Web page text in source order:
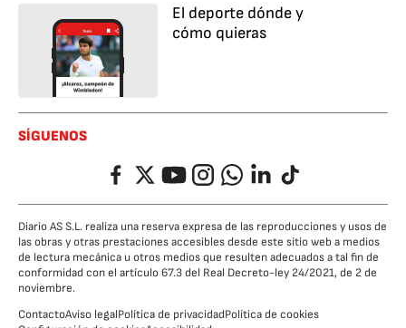
El deporte dónde y
cómo quieras
SÍGUENOS
FacebookTwitterYouTubeInstagramWhatsappLinkedIn
TikTok
Diario AS S.L. realiza una reserva expresa de las reproducciones y usos de
las obras y otras prestaciones accesibles desde este sitio web a medios
de lectura mecánica u otros medios que resulten adecuados a tal fin de
conformidad con el artículo 67.3 del Real Decreto-ley 24/2021, de 2 de
noviembre.
ContactoAviso legalPolítica de privacidadPolítica de cookies